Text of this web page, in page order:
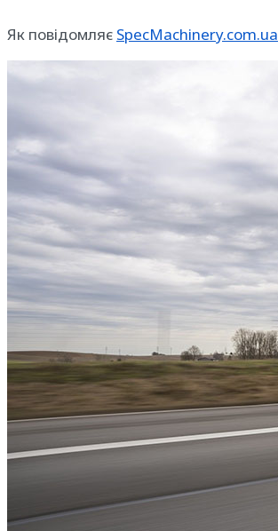
Як повідомляє SpecMachinery.com.ua